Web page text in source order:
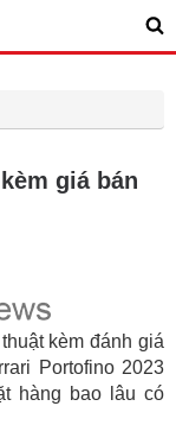
giá bán
kèm đánh giá
Portofino 2023
hàng bao lâu có